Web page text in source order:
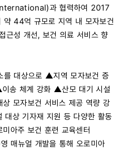
과 협력하여 2017
44억 규모로 지역 내 모자보건
근성 개선, 보건 의료 서비스 향
를 대상으로 ▲지역 모자보건 증
송 체계 강화 ▲산모 대기 시설
모자보건 서비스 제공 역량 강
상 기자재 지원 등 다양한 활동
아주 보건 훈련 교육센터
매뉴얼 개발을 통해 오로미아